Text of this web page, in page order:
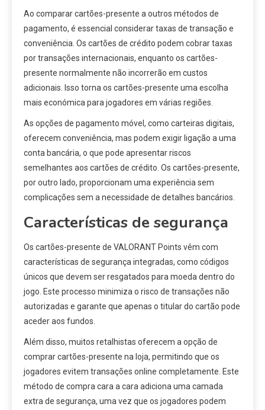
Ao comparar cartões-presente a outros métodos de
pagamento, é essencial considerar taxas de transação e
conveniência. Os cartões de crédito podem cobrar taxas
por transações internacionais, enquanto os cartões-
presente normalmente não incorrerão em custos
adicionais. Isso torna os cartões-presente uma escolha
mais económica para jogadores em várias regiões.
As opções de pagamento móvel, como carteiras digitais,
oferecem conveniência, mas podem exigir ligação a uma
conta bancária, o que pode apresentar riscos
semelhantes aos cartões de crédito. Os cartões-presente,
por outro lado, proporcionam uma experiência sem
complicações sem a necessidade de detalhes bancários.
Características de segurança
Os cartões-presente de VALORANT Points vêm com
características de segurança integradas, como códigos
únicos que devem ser resgatados para moeda dentro do
jogo. Este processo minimiza o risco de transações não
autorizadas e garante que apenas o titular do cartão pode
aceder aos fundos.
Além disso, muitos retalhistas oferecem a opção de
comprar cartões-presente na loja, permitindo que os
jogadores evitem transações online completamente. Este
método de compra cara a cara adiciona uma camada
extra de segurança, uma vez que os jogadores podem